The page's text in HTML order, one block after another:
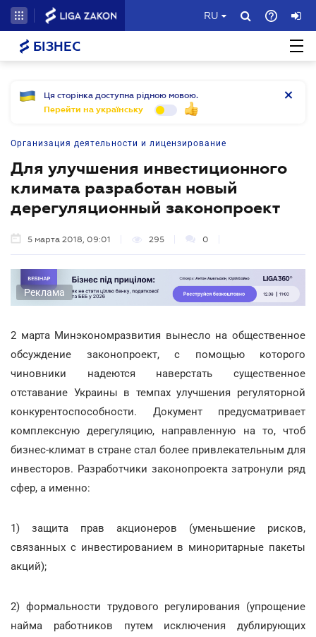
RU
БІЗНЕС
Ця сторінка доступна рідною мовою.
Перейти на українську
Организация деятельности и лицензирование
Для улучшения инвестиционного
климата разработан новый
дерегуляционный законопроект
5 марта 2018, 09:01 295 0
Реклама
2 марта Минэкономразвития вынесло на общественное
обсуждение законопроект, с помощью которого
чиновники надеются наверстать существенное
отставание Украины в темпах улучшения регуляторной
конкурентоспособности. Документ предусматривает
комплексную дерегуляцию, направленную на то, чтоб
бизнес-климат в стране стал более привлекательным для
инвесторов. Разработчики законопроекта затронули ряд
сфер, а именно:
1) защита прав акционеров (уменьшение рисков,
связанных с инвестированием в миноритарные пакеты
акций);
2) формальности трудового регулирования (упрощение
найма работников путем исключения дублирующих